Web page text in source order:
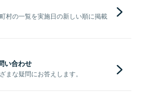
村の一覧を実施日の新しい順に掲載
い合わせ
まな疑問にお答えします。